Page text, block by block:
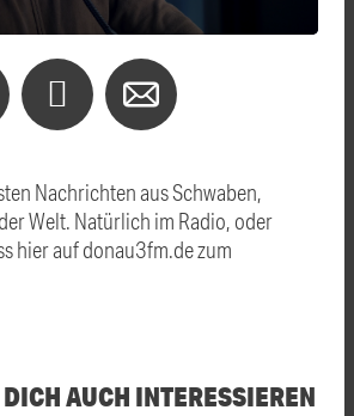
Nachrichten aus Schwaben,
Welt. Natürlich im Radio, oder
hier auf donau3fm.de zum
AUCH INTERESSIEREN